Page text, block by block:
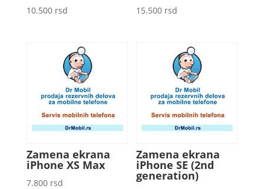
10.500 rsd 15.500 rsd
Zamena ekrana
iPhone XS Max
7.800 rsd
Zamena ekrana
iPhone SE (2nd
generation)